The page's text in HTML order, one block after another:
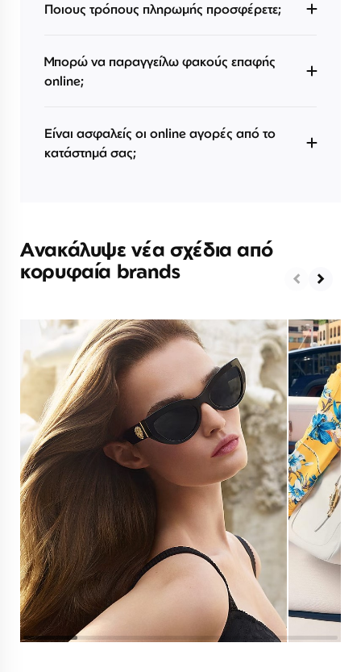
Ποιους τρόπους πληρωμής προσφέρετε;
Μπορώ να παραγγείλω φακούς επαφής
online;
Είναι ασφαλείς οι online αγορές από το
κατάστημά σας;
Ανακάλυψε νέα σχέδια από
κορυφαία brands